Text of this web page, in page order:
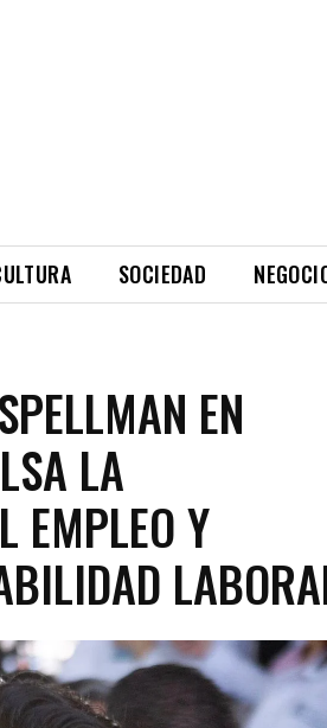
SOCIEDAD
EN
LA
EMPLEO Y